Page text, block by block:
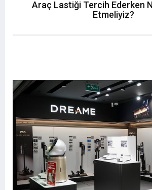
Araç Lastiği Tercih Ederken
Etmeliyiz?